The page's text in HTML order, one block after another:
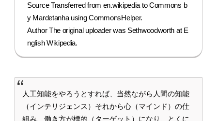
Source Transferred from en.wikipedia to Commons b
y Mardetanha using CommonsHelper.
Author The original uploader was Sethwoodworth at E
nglish Wikipedia.
人工知能をやろうとすれば、当然ながら人間の知能
（インテリジェンス）それから心（マインド）の仕
組み、働き方が標的（ターゲット）になり、とくに